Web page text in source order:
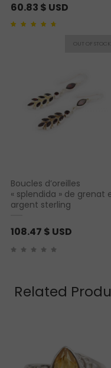
60.83 $ USD
Boucles d’oreilles
« splendida » de grenat
argent sterling
108.47 $ USD
Related